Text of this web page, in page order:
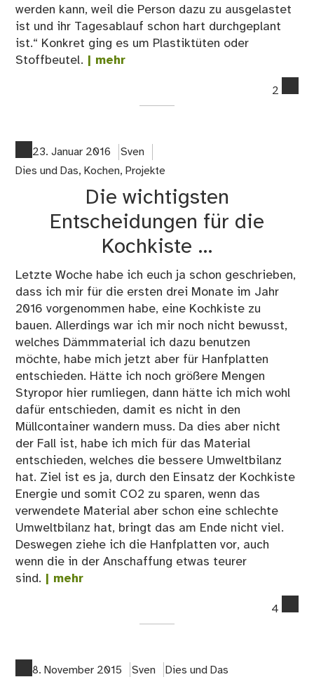
werden kann, weil die Person dazu zu ausgelastet
ist und ihr Tagesablauf schon hart durchgeplant
ist.“ Konkret ging es um Plastiktüten oder
Stoffbeutel. | mehr
2
23. Januar 2016
Sven
Dies und Das, Kochen, Projekte
Die wichtigsten
Entscheidungen für die
Kochkiste …
Letzte Woche habe ich euch ja schon geschrieben,
dass ich mir für die ersten drei Monate im Jahr
2016 vorgenommen habe, eine Kochkiste zu
bauen. Allerdings war ich mir noch nicht bewusst,
welches Dämmmaterial ich dazu benutzen
möchte, habe mich jetzt aber für Hanfplatten
entschieden. Hätte ich noch größere Mengen
Styropor hier rumliegen, dann hätte ich mich wohl
dafür entschieden, damit es nicht in den
Müllcontainer wandern muss. Da dies aber nicht
der Fall ist, habe ich mich für das Material
entschieden, welches die bessere Umweltbilanz
hat. Ziel ist es ja, durch den Einsatz der Kochkiste
Energie und somit CO2 zu sparen, wenn das
verwendete Material aber schon eine schlechte
Umweltbilanz hat, bringt das am Ende nicht viel.
Deswegen ziehe ich die Hanfplatten vor, auch
wenn die in der Anschaffung etwas teurer
sind. | mehr
4
8. November 2015 Sven Dies und Das